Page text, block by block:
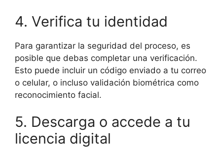
4. Verifica tu identidad
Para garantizar la seguridad del proceso, es
posible que debas completar una verificación.
Esto puede incluir un código enviado a tu correo
o celular, o incluso validación biométrica como
reconocimiento facial.
5. Descarga o accede a tu
licencia digital